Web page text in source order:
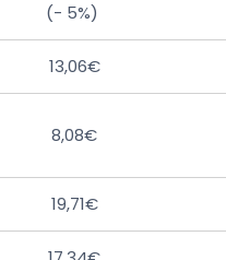
(- 5%)
13,06€
8,08€
19,71€